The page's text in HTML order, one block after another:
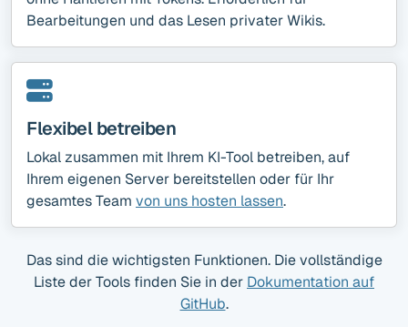
Bearbeitungen und das Lesen privater Wikis.
Flexibel betreiben
Lokal zusammen mit Ihrem KI-Tool betreiben, auf
Ihrem eigenen Server bereitstellen oder für Ihr
gesamtes Team von uns hosten lassen.
Das sind die wichtigsten Funktionen. Die vollständige
Liste der Tools finden Sie in der Dokumentation auf
GitHub.